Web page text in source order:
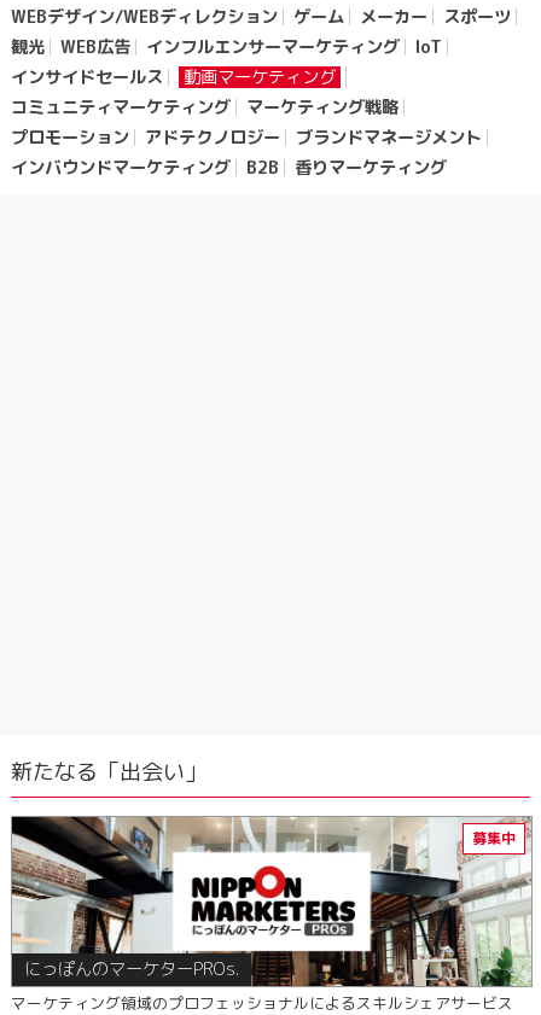
WEBデザイン/WEBディレクション
ゲーム メーカー
スポーツ
観光
WEB広告 インフルエンサーマーケティング
loT
インサイドセールス
動画マーケティング
コミュニティマーケティング
マーケティング戦略
プロモーション
アドテクノロジー
ブランドマネージメント
インバウンドマーケティング
B2B 香りマーケティング
新たなる「出会い」
にっぽんのマーケターPROs.
マーケティング領域のプロフェッショナルによるスキルシェアサービス